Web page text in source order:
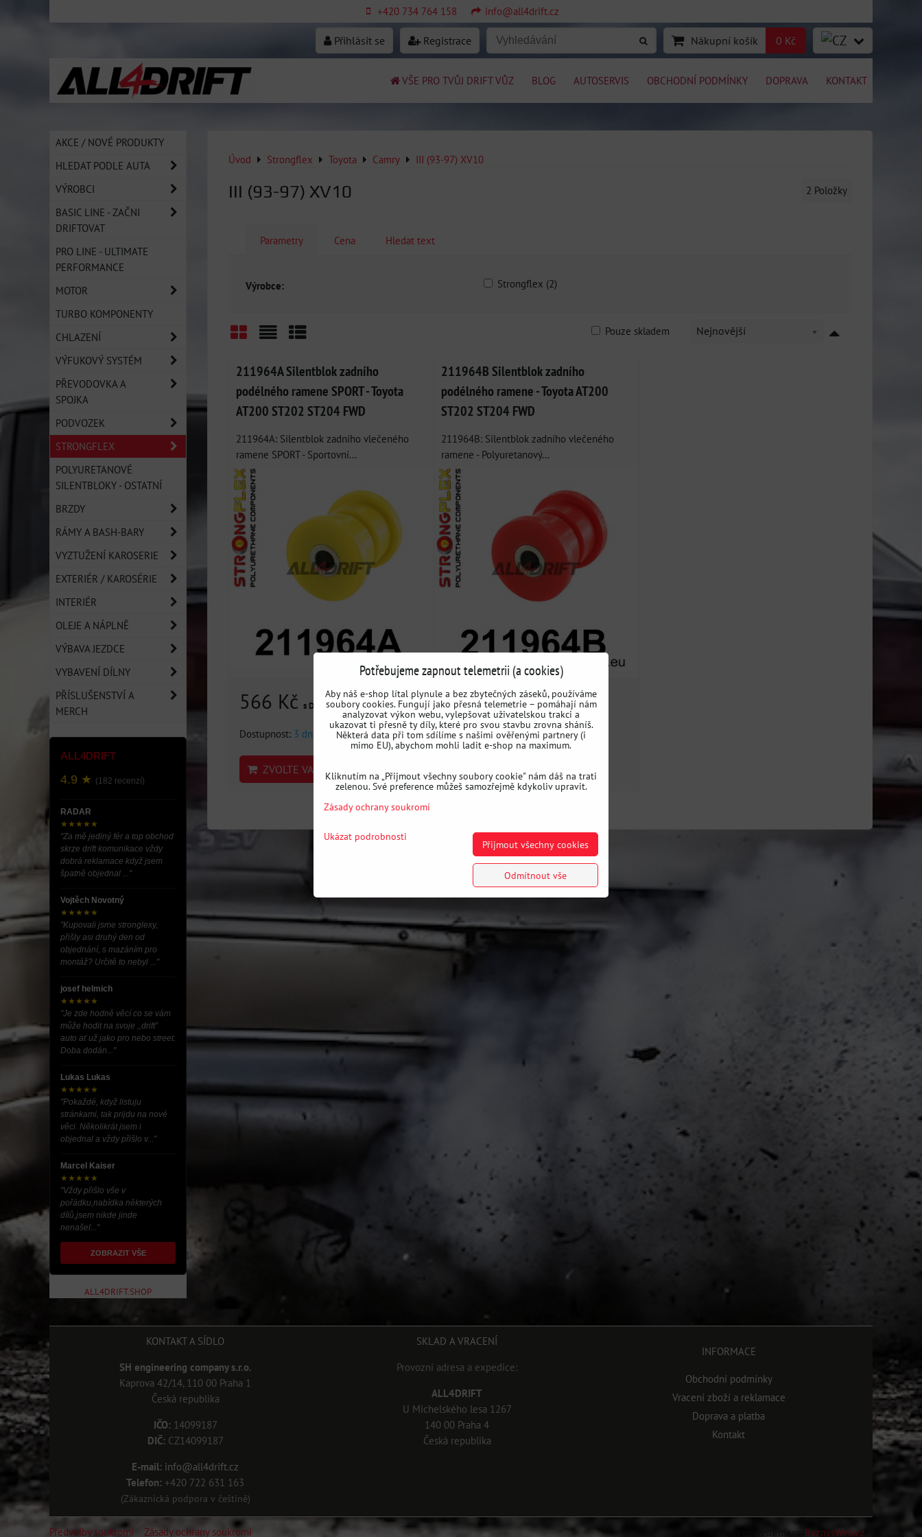
+420 734 764 158 info@all4drift.cz
Přihlásit se Registrace Nákupní košík 0 Kč
VŠE PRO TVŮJ DRIFT VŮZ BLOG AUTOSERVIS OBCHODNÍ PODMÍNKY DOPRAVA KONTAKT
Úvod Strongflex Toyota Camry III (93-97) XV10
III (93-97) XV10 2 Položky
Parametry Cena Hledat text
Výrobce: Strongflex (2)
Nejnovější
Pouze skladem
211964A Silentblok zadního
podélného ramene SPORT - Toyota
AT200 ST202 ST204 FWD
211964A: Silentblok zadního vlečeného
ramene SPORT - Sportovní...
566 Kč s DPH
Dostupnost: 3 dni
ZVOLTE VARIANTU
211964B Silentblok zadního
podélného ramene - Toyota AT200
ST202 ST204 FWD
211964B: Silentblok zadního vlečeného
ramene - Polyuretanový...
540 Kčs DPH
Dostupnost:3 dni
AKCE / NOVÉ PRODUKTY
HLEDAT PODLE AUTA
VÝROBCI
BASIC LINE - ZAČNI
DRIFTOVAT
PRO LINE - ULTIMATE
PERFORMANCE
MOTOR
TURBO KOMPONENTY
CHLAZENÍ
VÝFUKOVÝ SYSTÉM
PŘEVODOVKA A
SPOJKA
PODVOZEK
STRONGFLEX
POLYURETANOVÉ
SILENTBLOKY - OSTATNÍ
BRZDY
RÁMY A BASH-BARY
VYZTUŽENÍ KAROSERIE
EXTERIÉR / KAROSÉRIE
INTERIÉR
OLEJE A NÁPLNĚ
VÝBAVA JEZDCE
VYBAVENÍ DÍLNY
PŘÍSLUŠENSTVÍ A
MERCH
ALL4DRIFT
4.9 ★ (182 recenzí)
RADAR
★★★★★
"Za mě jediný fér a top obchod
skrze drift komunikace vždy
dobrá reklamace když jsem
špatně objednal ..."
Vojtěch Novotný
★★★★★
"Kupovali jsme stronglexy,
přišly asi druhý den od
objednání, s mazáním pro
montáž? Určitě to nebyl ..."
josef helmich
★★★★★
"Je zde hodně věcí co se vám
může hodit na svoje ,,drift”
auto ať už jako pro nebo street.
Doba dodán..."
Lukas Lukas
★★★★★
"Pokaždé, když listuju
stránkami, tak prijdu na nové
věci. Několikrát jsem i
objednal a vždy přišlo v..."
Marcel Kaiser
★★★★★
"Vždy přišlo vše v
pořádku,nabídka některých
dílů,jsem nikde jinde
nenašel..."
ZOBRAZIT VŠE
ALL4DRIFT.SHOP
KONTAKT A SÍDLO
SH engineering company s.r.o.
Kaprova 42/14, 110 00 Praha 1
Česká republika
IČO:14099187
DIČ:CZ14099187
E-mail: info@all4drift.cz
Telefon: +420 722 631 163
(Zákaznická podpora v češtině)
SKLAD A VRACENÍ
Provozní adresa a expedice:
ALL4DRIFT
U Michelského lesa 1267
140 00 Praha 4
Česká republika
INFORMACE
Obchodní podmínky
Vracení zboží a reklamace
Doprava a platba
Kontakt
Předvolby soukromí Zásady ochrany soukromí Vytvořeno systémem: ByznysWeb.cz
Potřebujeme zapnout telemetrii (a cookies)
Aby náš e-shop lítal plynule a bez zbytečných záseků, používáme
soubory cookies. Fungují jako přesná telemetrie – pomáhají nám
analyzovat výkon webu, vylepšovat uživatelskou trakci a
ukazovat ti přesně ty díly, které pro svou stavbu zrovna sháníš.
Některá data při tom sdílíme s našimi ověřenými partnery (i
mimo EU), abychom mohli ladit e-shop na maximum.
Kliknutím na „Přijmout všechny soubory cookie" nám dáš na trati
zelenou. Své preference můžeš samozřejmě kdykoliv upravit.
Zásady ochrany soukromí
Ukázat podrobnosti
Přijmout všechny cookies
Odmítnout vše